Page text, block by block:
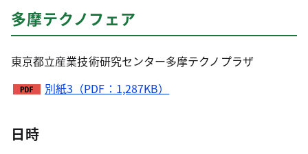
多摩テクノフェア
東京都立産業技術研究センター多摩テクノプラザ
別紙3（PDF：1,287KB）
日時